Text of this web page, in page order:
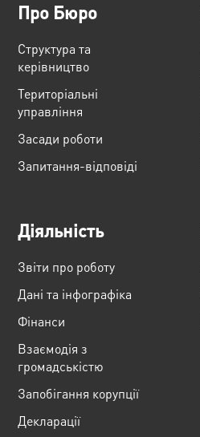
Про Бюро
Структура та
керівництво
Територіальні
управління
Засади роботи
Запитання-відповіді
Діяльність
Звіти про роботу
Дані та інфографіка
Фінанси
Взаємодія з
громадськістю
Запобігання корупції
Декларації